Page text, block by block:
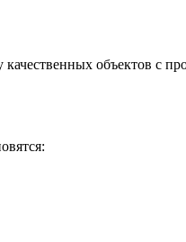
объектов с